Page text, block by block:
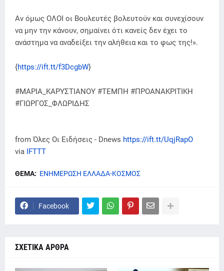
Αν όμως ΟΛΟΙ οι Βουλευτές βολευτούν και συνεχίσουν
να μην την κάνουν, σημαίνει ότι κανείς δεν έχει το
ανάστημα να αναδείξει την αλήθεια και το φως της!».
{https://ift.tt/f3DcgbW}
#ΜΑΡΙΑ_ΚΑΡΥΣΤΙΑΝΟΥ #ΤΕΜΠΗ #ΠΡΟΑΝΑΚΡΙΤΙΚΗ
#ΓΙΩΡΓΟΣ_ΦΛΩΡΙΔΗΣ
from Όλες Οι Ειδήσεις - Dnews https://ift.tt/UqjRapO
via IFTTT
ΘΕΜΑ: ΕΝΗΜΕΡΩΣΗ ΕΛΛΑΔΑ-ΚΟΣΜΟΣ
Facebook
ΣΧΕΤΙΚΑ ΑΡΘΡΑ